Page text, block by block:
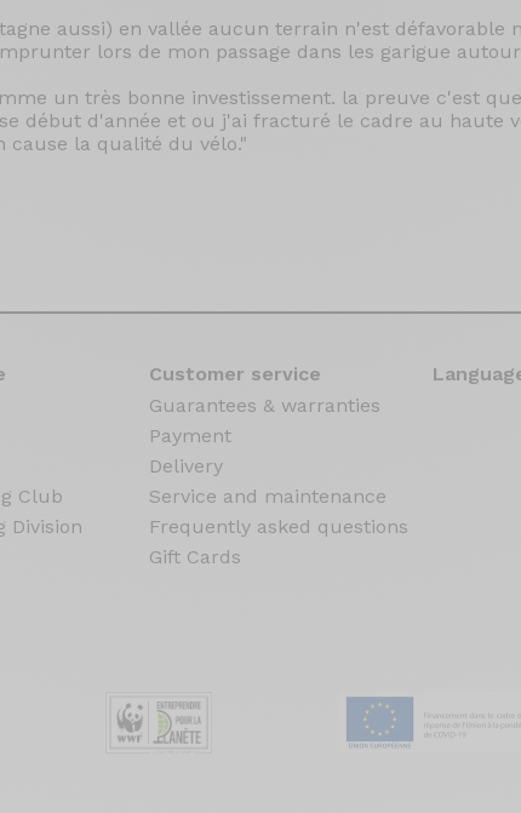
aussi) en vallée aucun terrain n'est défavorable
lors de mon passage dans les garigue
un très bonne investissement. la preuve c'est
début d'année et ou j'ai fracturé le cadre au haute
la qualité du vélo."
Club
Division
Customer service
Guarantees & warranties
Payment
Delivery
Service and maintenance
Frequently asked questions
Gift Cards